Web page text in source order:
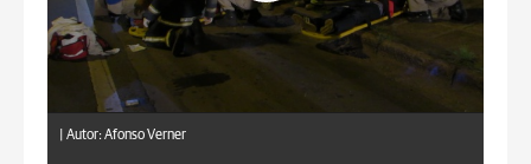
Autor: Afonso Verner